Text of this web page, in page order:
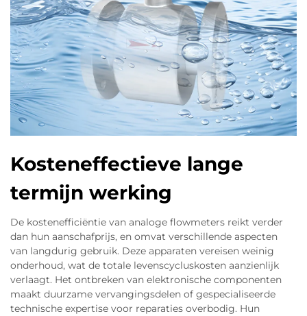
Kosteneffectieve lange
termijn werking
De kostenefficiëntie van analoge flowmeters reikt verder
dan hun aanschafprijs, en omvat verschillende aspecten
van langdurig gebruik. Deze apparaten vereisen weinig
onderhoud, wat de totale levenscycluskosten aanzienlijk
verlaagt. Het ontbreken van elektronische componenten
maakt duurzame vervangingsdelen of gespecialiseerde
technische expertise voor reparaties overbodig. Hun